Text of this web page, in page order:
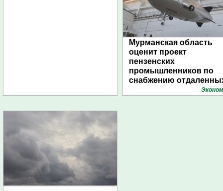
Мурманская область
оценит проект
пензенских
промышленников по
снабжению
поселений с помощью